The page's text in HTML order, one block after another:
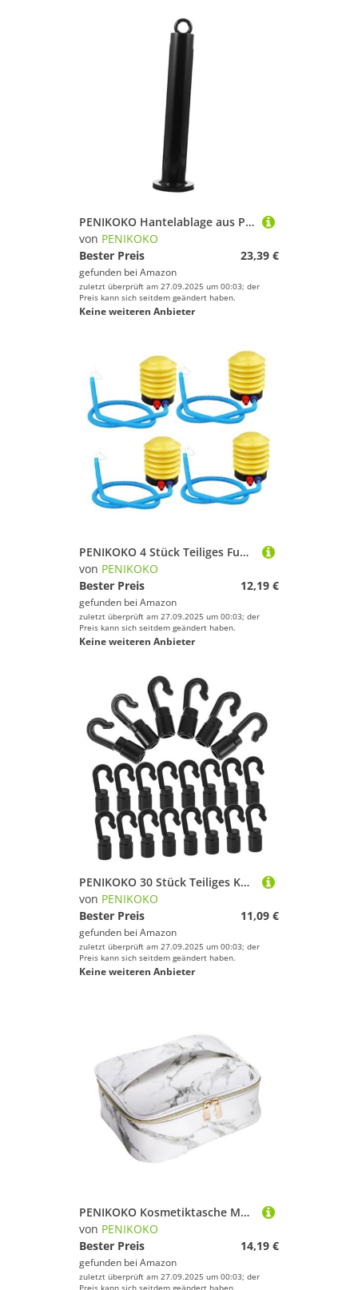
PENIKOKO Hantelablage aus Premium Stahl Robust Langlebig Fitnesszubehör für Langhantel und Kurzhantelablage für Heimtraining Langhantelzubehör
von PENIKOKO
Bester Preis
23,39 €
gefunden bei Amazon
zuletzt überprüft am 27.09.2025 um 00:03; der
Preis kann sich seitdem geändert haben.
Keine weiteren Anbieter
PENIKOKO 4 Stück Teiliges Fußluftpumpen Pedalbetriebene Pumpe für Aufblasbare Luftmatratzen Yogabälle Schwimmringe und Campingbetten Langlebiges Material Flexibel und Batteriefrei
von PENIKOKO
Bester Preis
12,19 €
gefunden bei Amazon
zuletzt überprüft am 27.09.2025 um 00:03; der
Preis kann sich seitdem geändert haben.
Keine weiteren Anbieter
PENIKOKO 30 Stück Teiliges Kunststoff Bungee Haken mit Hoher Elastizität Robuste Bootszubehör Clips für Kajak und Kanu Langlebige Befestigungshaken für Bootsgebrauch Schwarz
von PENIKOKO
Bester Preis
11,09 €
gefunden bei Amazon
zuletzt überprüft am 27.09.2025 um 00:03; der
Preis kann sich seitdem geändert haben.
Keine weiteren Anbieter
PENIKOKO Kosmetiktasche Marmor Muster Großer Kulturbeutel mit Gold Reißverschluss Leicht Reißfest Multifunktional für Reisen und Make Up Aufbewahrung
von PENIKOKO
Bester Preis
14,19 €
gefunden bei Amazon
zuletzt überprüft am 27.09.2025 um 00:03; der
Preis kann sich seitdem geändert haben.